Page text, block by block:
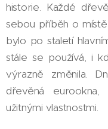
historie. Každé
sebou příběh o
bylo po staletí
stále se používá, i
výrazně změnila.
dřevěná eurookna,
užitnými vlastnostmi.